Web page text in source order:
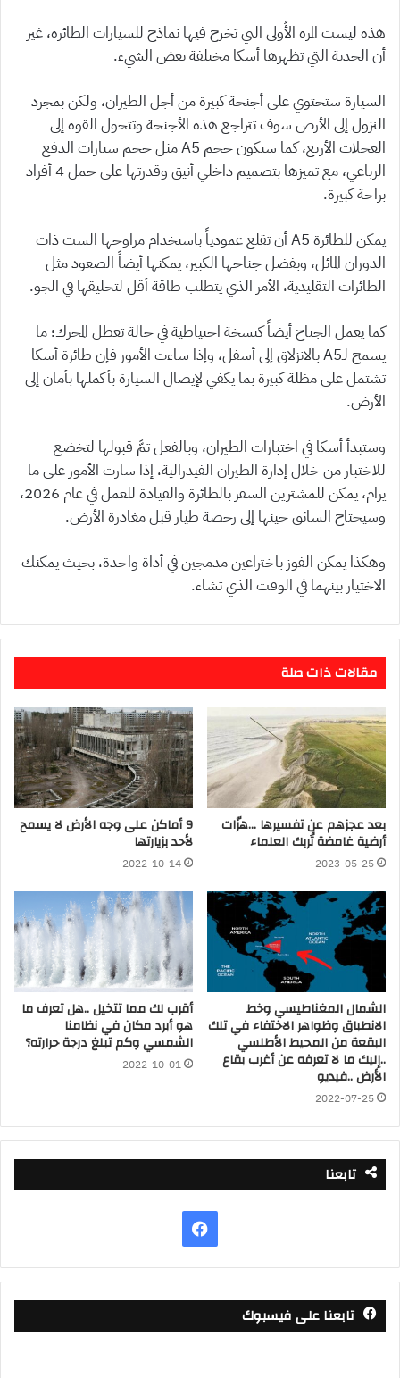
هذه ليست المرة الأُولى التي تخرج فيها نماذج للسيارات الطائرة، غير
أن الجدية التي تظهرها أسكا مختلفة بعض الشيء.
السيارة ستحتوي على أجنحة كبيرة من أجل الطيران، ولكن بمجرد
النزول إلى الأرض سوف تتراجع هذه الأجنحة وتتحول القوة إلى
العجلات الأربع، كما ستكون حجم A5 مثل حجم سيارات الدفع
الرباعي، مع تميزها بتصميم داخلي أنيق وقدرتها على حمل 4 أفراد
براحة كبيرة.
يمكن للطائرة A5 أن تقلع عمودياً باستخدام مراوحها الست ذات
الدوران المائل، وبفضل جناحها الكبير، يمكنها أيضاً الصعود مثل
الطائرات التقليدية، الأمر الذي يتطلب طاقة أقل لتحليقها في الجو.
كما يعمل الجناح أيضاً كنسخة احتياطية في حالة تعطل المحرك؛ ما
يسمح لـA5 بالانزلاق إلى أسفل، وإذا ساءت الأمور فإن طائرة أسكا
تشتمل على مظلة كبيرة بما يكفي لإيصال السيارة بأكملها بأمان إلى
الأرض.
وستبدأ أسكا في اختبارات الطيران، وبالفعل تمَّ قبولها لتخضع
للاختبار من خلال إدارة الطيران الفيدرالية، إذا سارت الأمور على ما
يرام، يمكن للمشترين السفر بالطائرة والقيادة للعمل في عام 2026،
وسيحتاج السائق حينها إلى رخصة طيار قبل مغادرة الأرض.
وهكذا يمكن الفوز باختراعين مدمجين في أداة واحدة، بحيث يمكنك
الاختيار بينهما في الوقت الذي تشاء.
مقالات ذات صلة
بعد عجزهم عن تفسيرها …هزّات
أرضية غامضة تُربك العلماء
2023-05-25
9 أماكن على وجه الأرض لا يسمح
لأحد بزيارتها
2022-10-14
الشمال المغناطيسي وخط
الانطباق وظواهر الاختفاء في تلك
البقعة من المحيط الأطلسي
..إليك ما لا تعرفه عن أغرب بقاع
الأرض ..فيديو
2022-07-25
أقرب لك مما تتخيل ..هل تعرف ما
هو أبرد مكان في نظامنا
الشمسي وكم تبلغ درجة حرارته؟
2022-10-01
تابعنا
فيسبوك
تابعنا على فيسبوك